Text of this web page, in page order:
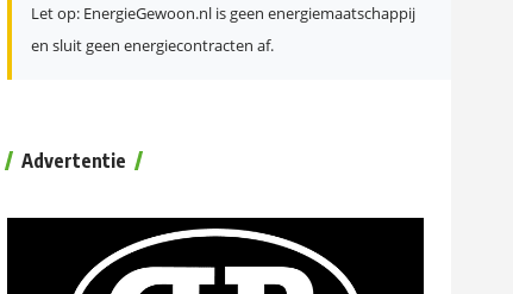
Let op: EnergieGewoon.nl is geen energiemaatschappij
en sluit geen energiecontracten af.
Advertentie